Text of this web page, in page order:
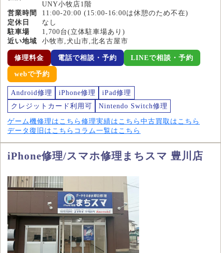
UNY小牧店1階
営業時間
11:00-20:00 (15:00-16:00は休憩のため不在)
定休日
なし
駐車場
1,700台(立体駐車場あり)
近い地域
小牧市,犬山市,北名古屋市
修理料金 電話で相談・予約 LINEで相談・予約
webで予約
Android修理 iPhone修理
iPad修理
クレジットカード利用可
Nintendo Switch修理
ゲーム機修理はこちら 修理実績はこちら 中古買取はこちら
データ復旧はこちら コラム一覧はこちら
iPhone修理/スマホ修理まちスマ 豊川店